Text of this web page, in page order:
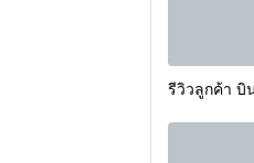
รีวิวลูกค้า บิ